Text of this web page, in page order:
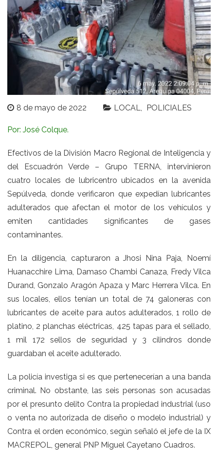
8 de mayo de 2022 LOCAL POLICIALES
Por: José Colque.
Efectivos de la División Macro Regional de Inteligencia y
del Escuadrón Verde – Grupo TERNA, intervinieron
cuatro locales de lubricentro ubicados en la avenida
Sepúlveda, donde verificaron que expedían lubricantes
adulterados que afectan el motor de los vehículos y
emiten cantidades significantes de gases
contaminantes.
En la diligencia, capturaron a Jhosi Nina Paja, Noemí
Huanacchire Lima, Damaso Chambi Canaza, Fredy Vilca
Durand, Gonzalo Aragón Apaza y Marc Herrera Vilca. En
sus locales, ellos tenían un total de 74 galoneras con
lubricantes de aceite para autos adulterados, 1 rollo de
platino, 2 planchas eléctricas, 425 tapas para el sellado,
1 mil 172 sellos de seguridad y 3 cilindros donde
guardaban el aceite adulterado.
La policía investiga si es que pertenecerían a una banda
criminal. No obstante, las seis personas son acusadas
por el presunto delito Contra la propiedad industrial (uso
o venta no autorizada de diseño o modelo industrial) y
Contra el orden económico, según señaló el jefe de la IX
MACREPOL, general PNP Miguel Cayetano Cuadros.